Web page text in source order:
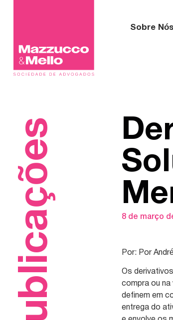
Sobre Nós
Publicações 8 de março
Por: Por
Os
compra ou
definem em
entrega do